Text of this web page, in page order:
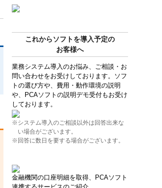
これからソフトを導入予定の
お客様へ
業務システム導入のお悩み、ご相談・お
問い合わせをお受けしております。ソフ
トの選び方や、費用・動作環境の説明
や、PCAソフトの説明デモ受付もお受け
しております。
※システム導入のご相談以外は回答出来な
い場合がございます。
※回答に数日を要する場合がございます。
金融機関の口座明細を取得、PCAソフト